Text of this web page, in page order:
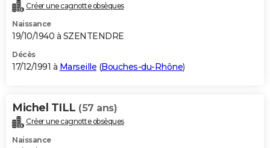
Créer une cagnotte obsèques
Naissance
19/10/1940 à SZENTENDRE
Décès
17/12/1991 à Marseille (Bouches-du-Rhône)
Michel TILL (57 ans)
Créer une cagnotte obsèques
Naissance